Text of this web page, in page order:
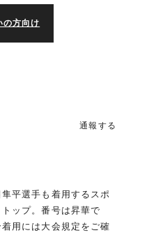
の方向け
通報する
平選手も着用するスポ
ップ。番号は昇華で
用には大会規定をご確